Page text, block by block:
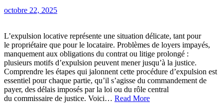
octobre 22, 2025
L’expulsion locative représente une situation délicate, tant pour
le propriétaire que pour le locataire. Problèmes de loyers impayés,
manquement aux obligations du contrat ou litige prolongé :
plusieurs motifs d’expulsion peuvent mener jusqu’à la justice.
Comprendre les étapes qui jalonnent cette procédure d’expulsion est
essentiel pour chaque partie, qu’il s’agisse du commandement de
payer, des délais imposés par la loi ou du rôle central
du commissaire de justice. Voici… Read MoreExpulsion